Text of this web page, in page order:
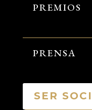
PREMIOS
PRENSA
SER